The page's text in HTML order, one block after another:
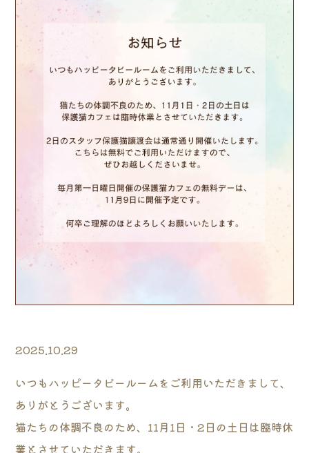
2025.10.29
いつもハッピータビールームをご利用いただきまして、
ありがとうございます。
猫たちの体調不良のため、11月1日・2日の土日は臨時休
業とさせていただきます。